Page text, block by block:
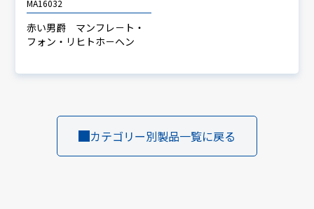
MA16032
赤い男爵 マンフレ－ト・
フォン・リヒトホ－ヘン
カテゴリー別製品一覧に戻る